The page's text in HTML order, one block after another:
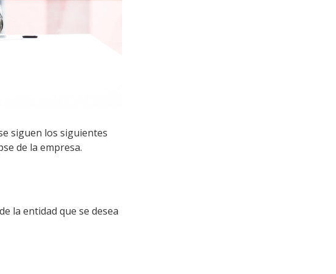
siguen los siguientes
de la empresa.
la entidad que se desea